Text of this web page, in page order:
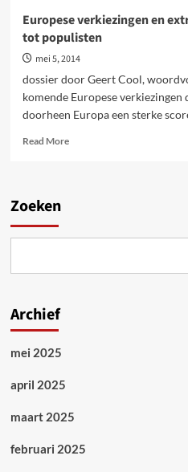
1%
rijksten
Europese verkiezingen en
tot populisten
mei 5, 2014
dossier door Geert Cool,
komende Europese
doorheen Europa een sterke
Read MoreRead
tot
Zoeken
Archief
mei 2025
april 2025
maart 2025
februari 2025